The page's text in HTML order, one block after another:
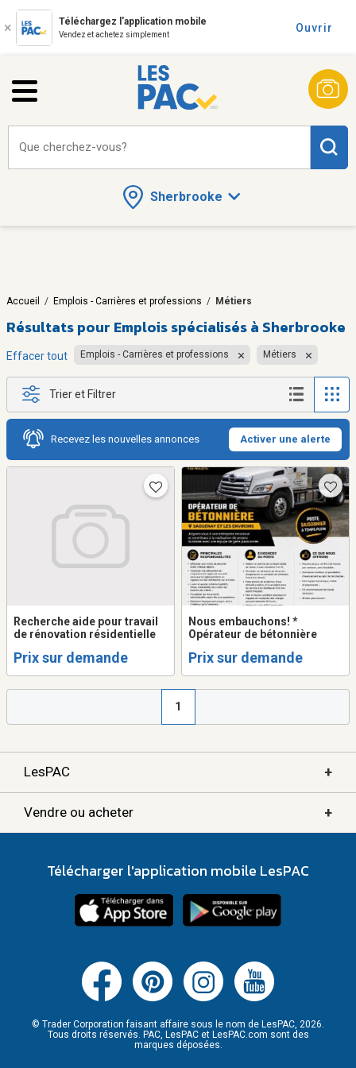
Téléchargez l'application mobile
Vendez et achetez simplement
Ouvrir
Sherbrooke
Que cherchez-vous?
Accueil / Emplois - Carrières et professions / Métiers
Résultats pour Emplois spécialisés à Sherbrooke
Effacer tout Emplois - Carrières et professions Métiers
Trier et Filtrer
Recevez les nouvelles annonces Activer une alerte
Recherche aide pour travail
de rénovation résidentielle
Prix sur demande
Nous embauchons! *
Opérateur de bétonnière
Prix sur demande
1
LesPAC +
Vendre ou acheter +
Télécharger l'application mobile LesPAC
© Trader Corporation faisant affaire sous le nom de LesPAC, 2026.
Tous droits réservés. PAC, LesPAC et LesPAC.com sont des
marques déposées.